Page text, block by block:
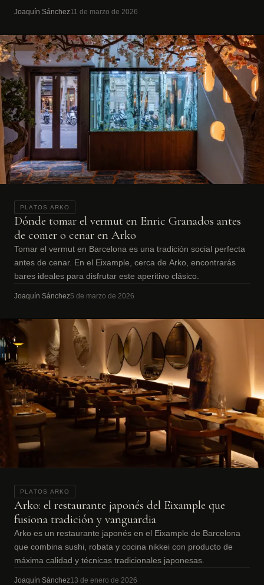
Joaquín Sánchez11 de marzo de 2026
PLATOS ARKO
Dónde tomar el vermut en Enric Granados antes
de comer o cenar en Arko
Tomar el vermut en Barcelona es una tradición social perfecta
antes de cenar. En el Eixample, cerca de Arko, encontrarás
bares ideales para disfrutar este aperitivo clásico.
Joaquín Sánchez5 de marzo de 2026
PLATOS ARKO
Arko: el restaurante japonés del Eixample que
fusiona tradición y vanguardia
Arko es un restaurante japonés en el Eixample de Barcelona
que combina sushi, robata y cocina nikkei con producto de
máxima calidad y técnicas tradicionales japonesas.
Joaquín Sánchez13 de enero de 2026